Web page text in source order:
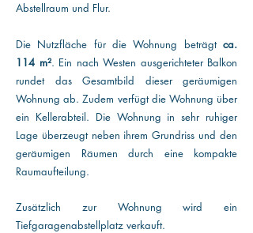
Abstellraum und Flur.
Die Nutzfläche für die Wohnung beträgt ca.
114 m². Ein nach Westen ausgerichteter Balkon
rundet das Gesamtbild dieser geräumigen
Wohnung ab. Zudem verfügt die Wohnung über
ein Kellerabteil. Die Wohnung in sehr ruhiger
Lage überzeugt neben ihrem Grundriss und den
geräumigen Räumen durch eine kompakte
Raumaufteilung.
Zusätzlich zur Wohnung wird ein
Tiefgaragenabstellplatz verkauft.